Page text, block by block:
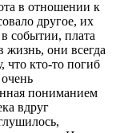
в отношении к
другое, их
событии, плата
жизнь, они всегда
что кто-то погиб
пониманием
вдруг